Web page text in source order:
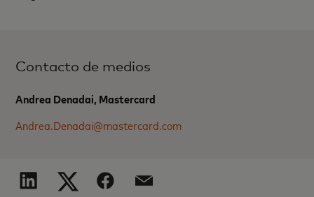
Contacto de medios
Andrea Denadai, Mastercard
Andrea.Denadai@mastercard.com